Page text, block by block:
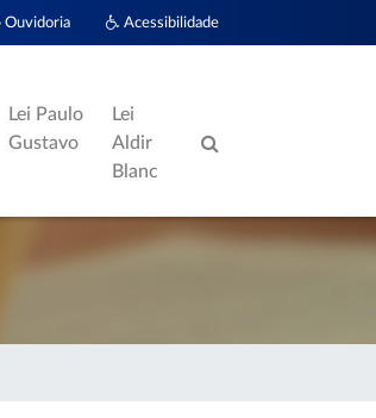
Acessibilidade
Ouvidoria
Lei Paulo
Gustavo
Lei
Aldir
Blanc